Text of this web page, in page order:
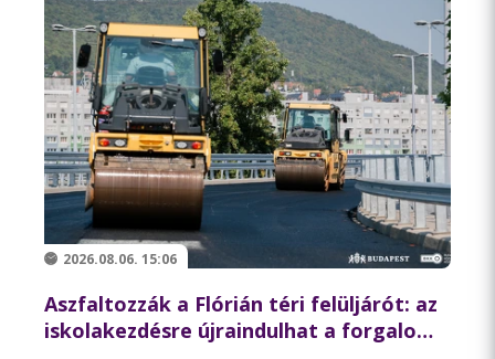
2026.08.06. 15:06
Aszfaltozzák a Flórián téri felüljárót: az
iskolakezdésre újraindulhat a forgalom